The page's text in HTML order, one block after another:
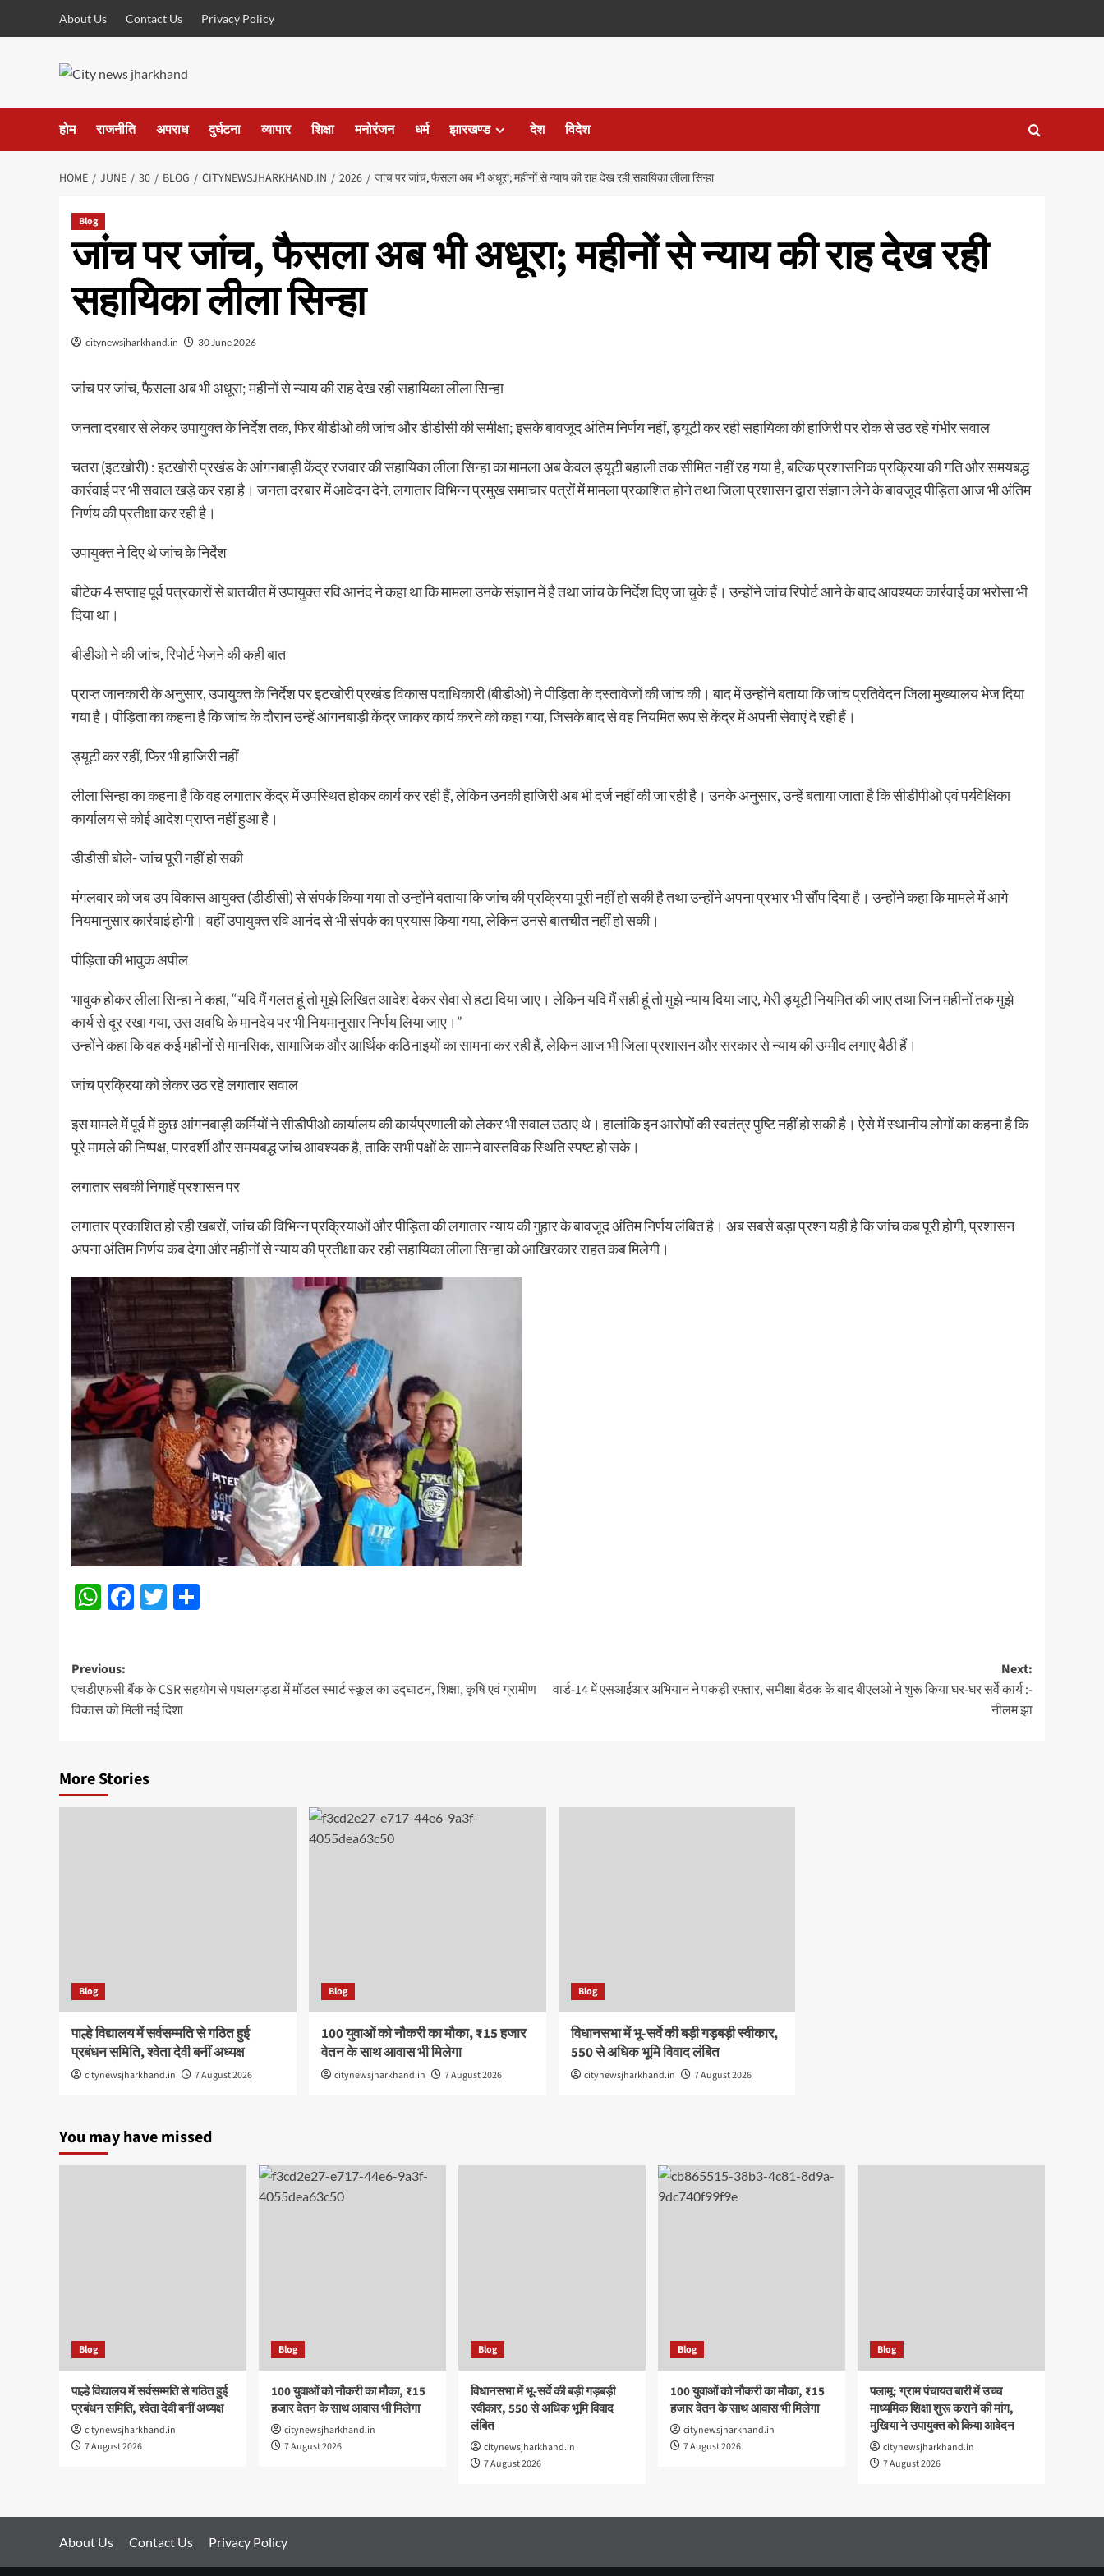
About Us Contact Us Privacy Policy
होम राजनीति अपराध दुर्घटना व्यापार शिक्षा मनोरंजन धर्म झारखण्ड देश विदेश
HOME JUNE 30 BLOG CITYNEWSJHARKHAND.IN 2026 जांच पर जांच, फैसला अब भी अधूरा; महीनों से न्याय की राह देख रही सहायिका लीला सिन्हा
Blog
जांच पर जांच, फैसला अब भी अधूरा; महीनों से न्याय की राह देख रही
सहायिका लीला सिन्हा
citynewsjharkhand.in 30 June 2026
जांच पर जांच, फैसला अब भी अधूरा; महीनों से न्याय की राह देख रही सहायिका लीला सिन्हा
जनता दरबार से लेकर उपायुक्त के निर्देश तक, फिर बीडीओ की जांच और डीडीसी की समीक्षा; इसके बावजूद अंतिम निर्णय नहीं, ड्यूटी कर रही सहायिका की हाजिरी पर रोक से उठ रहे गंभीर सवाल
चतरा (इटखोरी) : इटखोरी प्रखंड के आंगनबाड़ी केंद्र रजवार की सहायिका लीला सिन्हा का मामला अब केवल ड्यूटी बहाली तक सीमित नहीं रह गया है, बल्कि प्रशासनिक प्रक्रिया की गति और समयबद्ध
कार्रवाई पर भी सवाल खड़े कर रहा है। जनता दरबार में आवेदन देने, लगातार विभिन्न प्रमुख समाचार पत्रों में मामला प्रकाशित होने तथा जिला प्रशासन द्वारा संज्ञान लेने के बावजूद पीड़िता आज भी अंतिम
निर्णय की प्रतीक्षा कर रही है।
उपायुक्त ने दिए थे जांच के निर्देश
बीटेक 4 सप्ताह पूर्व पत्रकारों से बातचीत में उपायुक्त रवि आनंद ने कहा था कि मामला उनके संज्ञान में है तथा जांच के निर्देश दिए जा चुके हैं। उन्होंने जांच रिपोर्ट आने के बाद आवश्यक कार्रवाई का भरोसा भी
दिया था।
बीडीओ ने की जांच, रिपोर्ट भेजने की कही बात
प्राप्त जानकारी के अनुसार, उपायुक्त के निर्देश पर इटखोरी प्रखंड विकास पदाधिकारी (बीडीओ) ने पीड़िता के दस्तावेजों की जांच की। बाद में उन्होंने बताया कि जांच प्रतिवेदन जिला मुख्यालय भेज दिया
गया है। पीड़िता का कहना है कि जांच के दौरान उन्हें आंगनबाड़ी केंद्र जाकर कार्य करने को कहा गया, जिसके बाद से वह नियमित रूप से केंद्र में अपनी सेवाएं दे रही हैं।
ड्यूटी कर रहीं, फिर भी हाजिरी नहीं
लीला सिन्हा का कहना है कि वह लगातार केंद्र में उपस्थित होकर कार्य कर रही हैं, लेकिन उनकी हाजिरी अब भी दर्ज नहीं की जा रही है। उनके अनुसार, उन्हें बताया जाता है कि सीडीपीओ एवं पर्यवेक्षिका
कार्यालय से कोई आदेश प्राप्त नहीं हुआ है।
डीडीसी बोले- जांच पूरी नहीं हो सकी
मंगलवार को जब उप विकास आयुक्त (डीडीसी) से संपर्क किया गया तो उन्होंने बताया कि जांच की प्रक्रिया पूरी नहीं हो सकी है तथा उन्होंने अपना प्रभार भी सौंप दिया है। उन्होंने कहा कि मामले में आगे
नियमानुसार कार्रवाई होगी। वहीं उपायुक्त रवि आनंद से भी संपर्क का प्रयास किया गया, लेकिन उनसे बातचीत नहीं हो सकी।
पीड़िता की भावुक अपील
भावुक होकर लीला सिन्हा ने कहा, “यदि मैं गलत हूं तो मुझे लिखित आदेश देकर सेवा से हटा दिया जाए। लेकिन यदि मैं सही हूं तो मुझे न्याय दिया जाए, मेरी ड्यूटी नियमित की जाए तथा जिन महीनों तक मुझे
कार्य से दूर रखा गया, उस अवधि के मानदेय पर भी नियमानुसार निर्णय लिया जाए।”
उन्होंने कहा कि वह कई महीनों से मानसिक, सामाजिक और आर्थिक कठिनाइयों का सामना कर रही हैं, लेकिन आज भी जिला प्रशासन और सरकार से न्याय की उम्मीद लगाए बैठी हैं।
जांच प्रक्रिया को लेकर उठ रहे लगातार सवाल
इस मामले में पूर्व में कुछ आंगनबाड़ी कर्मियों ने सीडीपीओ कार्यालय की कार्यप्रणाली को लेकर भी सवाल उठाए थे। हालांकि इन आरोपों की स्वतंत्र पुष्टि नहीं हो सकी है। ऐसे में स्थानीय लोगों का कहना है कि
पूरे मामले की निष्पक्ष, पारदर्शी और समयबद्ध जांच आवश्यक है, ताकि सभी पक्षों के सामने वास्तविक स्थिति स्पष्ट हो सके।
लगातार सबकी निगाहें प्रशासन पर
लगातार प्रकाशित हो रही खबरों, जांच की विभिन्न प्रक्रियाओं और पीड़िता की लगातार न्याय की गुहार के बावजूद अंतिम निर्णय लंबित है। अब सबसे बड़ा प्रश्न यही है कि जांच कब पूरी होगी, प्रशासन
अपना अंतिम निर्णय कब देगा और महीनों से न्याय की प्रतीक्षा कर रही सहायिका लीला सिन्हा को आखिरकार राहत कब मिलेगी।
WhatsApp
Facebook
Twitter
Post
navigation
Previous:
एचडीएफसी बैंक के CSR सहयोग से पथलगड्डा में मॉडल स्मार्ट स्कूल का उद्घाटन, शिक्षा, कृषि एवं ग्रामीण
विकास को मिली नई दिशा
Next:
वार्ड-14 में एसआईआर अभियान ने पकड़ी रफ्तार, समीक्षा बैठक के बाद बीएलओ ने शुरू किया घर-घर सर्वे कार्य :-
नीलम झा
More Stories
Blog
पाल्हे विद्यालय में सर्वसम्मति से गठित हुई
प्रबंधन समिति, श्वेता देवी बनीं अध्यक्ष
citynewsjharkhand.in 7 August 2026
Blog
100 युवाओं को नौकरी का मौका, ₹15 हजार
वेतन के साथ आवास भी मिलेगा
citynewsjharkhand.in 7 August 2026
Blog
विधानसभा में भू-सर्वे की बड़ी गड़बड़ी स्वीकार,
550 से अधिक भूमि विवाद लंबित
citynewsjharkhand.in 7 August 2026
You may have missed
Blog
पाल्हे विद्यालय में सर्वसम्मति से गठित हुई
प्रबंधन समिति, श्वेता देवी बनीं अध्यक्ष
citynewsjharkhand.in
7 August 2026
Blog
100 युवाओं को नौकरी का मौका, ₹15
हजार वेतन के साथ आवास भी मिलेगा
citynewsjharkhand.in
7 August 2026
Blog
विधानसभा में भू-सर्वे की बड़ी गड़बड़ी
स्वीकार, 550 से अधिक भूमि विवाद
लंबित
citynewsjharkhand.in
7 August 2026
Blog
100 युवाओं को नौकरी का मौका, ₹15
हजार वेतन के साथ आवास भी मिलेगा
citynewsjharkhand.in
7 August 2026
Blog
पलामू: ग्राम पंचायत बारी में उच्च
माध्यमिक शिक्षा शुरू कराने की मांग,
मुखिया ने उपायुक्त को किया आवेदन
citynewsjharkhand.in
7 August 2026
About Us Contact Us Privacy Policy